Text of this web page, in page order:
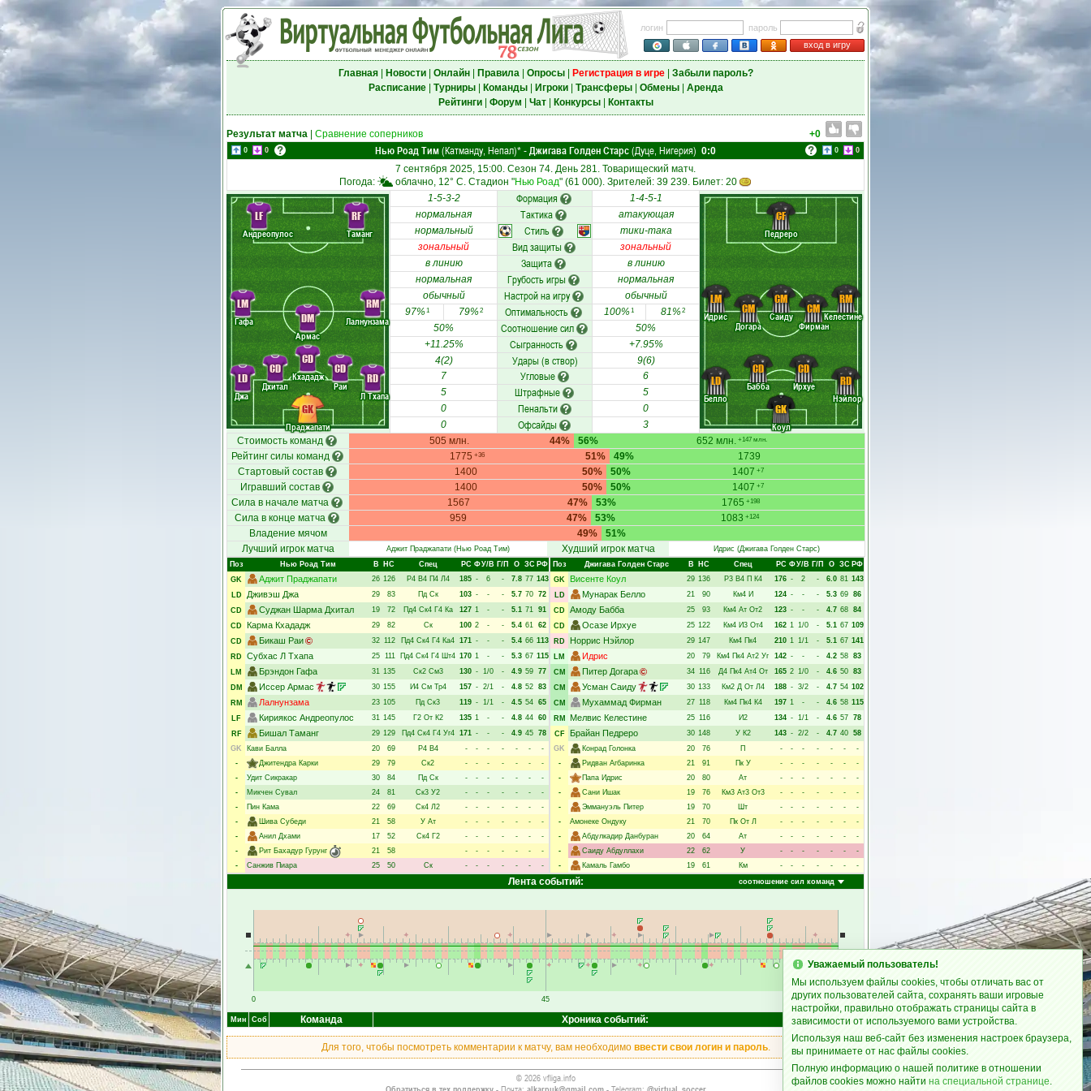
логин
пароль
вход в игру
Главная| Новости| Онлайн| Правила| Опросы| Регистрация в игре| Забыли пароль?
Расписание| Турниры| Команды| Игроки| Трансферы| Обмены| Аренда
Рейтинги| Форум Чат| Конкурсы| Контакты
Результат матча Сравнение соперников +0
0 0 Нью Роад Тим(Катманду, Непал)* - Джигава Голден Старс(Дуце, Нигерия) 0:0 0 0
7 сентября 2025, 15:00. Сезон 74. День 281. Товарищеский матч.
Погода:
облачно, 12° C. Стадион "Нью Роад" (61 000). Зрителей: 39 239. Билет: 20
Праджапати
Джа
Дхитал
Кхададж
Раи
Л Тхапа
Гафа
Армас
Лалнунзама
Андреопулос Таманг
GK
LD
CD
CD
CD
RD
LM
DM
RM
LF RF
1-5-3-2 Формация 1-4-5-1
Коул
Белло
Бабба
Ирхуе
Нэйлор
Идрис
Догара
Саиду
Фирман
Келестине
Педреро
GK
LD
CD
CD
RD
LM
CM
CM
CM
RM
CF
нормальная Тактика
атакующая
нормальный
Стиль
тики-така
зональный
Вид защиты
зональный
в линию
Защита
в линию
нормальная
Грубость игры
нормальная
обычный
Настрой на игру
обычный
97%1 79%2 Оптимальность 100%1 81%2
50% Соотношение сил
50%
+11.25%
Сыгранность
+7.95%
4(2)
Удары (в створ)
9(6)
7
Угловые
6
5
Штрафные
5
0
Пенальти
0
0
Офсайды
3
Стоимость команд
505 млн. 44% 652 млн. +147 млн.
56%
Рейтинг силы команд
1775 +36 51% 1739
49%
Стартовый состав
1400 50% 1407 +7
50%
Игравший состав
1400 50% 1407 +7
50%
Сила в начале матча
1567 47% 1765 +198
53%
Сила в конце матча
959 47% 1083 +124
53%
Владение мячом
49%
51%
Лучший игрок матча
Аджит Праджапати (Нью Роад Тим) Худший игрок матча Идрис (Джигава Голден Старс)
Поз
Нью Роад Тим В НC Спец РC ФУ/В Г/П О ЗС РФ
GK
Аджит Праджапати 26 126 Р4 В4 П4 Л4 185 - 6 - 7.8 77 143
LD
Дживэш Джа 29 83 Пд Ск 103 - - - 5.7 70 72
CD
Суджан Шарма Дхитал 19 72 Пд4 Ск4 Г4 Ка 127 1 - - 5.1 71 91
CD Карма Кхададж 29 82 Ск 100 2 - - 5.4 61 62
CD
Бикаш Раи 32 112 Пд4 Ск4 Г4 Ка4 171 - - - 5.4 66 113
RD Субхас Л Тхапа 25 111 Пд4 Ск4 Г4 Шт4 170 1 - - 5.3 67 115
LM
Брэндон Гафа 31 135 Ск2 См3 130 - 1/0 - 4.9 59 77
DM
Иссер Армас 30 155 И4 См Тр4 157 - 2/1 - 4.8 52 83
RM
Лалнунзама 23 105 Пд Ск3 119 - 1/1 - 4.5 54 65
LF
Кириякос Андреопулос 31 145 Г2 От К2 135 1 - - 4.8 44 60
RF
Бишал Таманг 29 129 Пд4 Ск4 Г4 Уг4 171 - - - 4.9 45 78
GK
Кави Балла 20 69 Р4 В4 - - - - - -
-
-
Джитендра Карки 29 79 Ск2 - - - - - -
-
-
Удит Сикракар 30 84 Пд Ск - - - - - -
-
-
Микчен Сувал 24 81 Ск3 У2 - - - - - -
-
-
Пин Кама 22 69 Ск4 Л2 - - - - - -
-
-
Шива Субеди 21 58 У Ат - - - - - -
-
-
Анил Дхами 17 52 Ск4 Г2 - - - - - -
-
-
Рит Бахадур Гурунг 21 58 - - - - - -
-
-
Санжив Пиара 25 50 Ск - - - - - - -
Поз Джигава Голден Старс В НC Спец РC ФУ/В Г/П О ЗС РФ
GK
Висенте Коул 29 136 Р3 В4 П К4 176 - 2 - 6.0 81 143
LD
Мунарак Белло 21 90 Км4 И 124 - - - 5.3 69 86
CD Амоду Бабба 25 93 Км4 Ат От2 123 - - - 4.7 68 84
CD
Осазе Ирхуе 25 122 Км4 И3 От4 162 1 1/0 - 5.1 67 109
RD
Норрис Нэйлор 29 147 Км4 Пк4 210 1 1/1 - 5.1 67 141
LM
Идрис 20 79 Км4 Пк4 Ат2 Уг 142 - - - 4.2 58 83
CM
Питер Догара 34 116 Д4 Пк4 Ат4 От 165 2 1/0 - 4.6 50 83
CM
Усман Саиду 30 133 Км2 Д От Л4 188 - 3/2 - 4.7 54 102
CM
Мухаммад Фирман 27 118 Км4 Пк4 К4 197 1 - - 4.6 58 115
RM
Мелвис Келестине 25 116 И2 134 - 1/1 - 4.6 57 78
CF
Брайан Педреро 30 148 У К2 143 - 2/2 - 4.7 40 58
GK
Конрад Голонка 20 76 П - - - - - -
-
-
Ридван Агбаринка 21 91 Пк У - - - - - -
-
-
Папа Идрис 20 80 Ат - - - - - -
-
-
Сани Ишак 19 76 Км3 Ат3 От3 - - - - - -
-
-
Эммануэль Питер 19 70 Шт - - - - - -
-
-
Амонеке Ондуку 21 70 Пк От Л - - - - - -
-
-
Абдулкадир Данбуран 20 64 Ат - - - - - -
-
-
Саиду Абдуллахи 22 62 У - - - - - -
-
-
Камаль Гамбо 19 61 Км - - - - - -
-
соотношение сил команд
Лента событий:
0 45 90
Мин Соб Команда Хроника событий: Счёт
Для того, чтобы посмотреть комментарии к матчу, вам необходимо ввести свои логин и пароль.
© 2026 vfliga.info
Уважаемый пользователь!
Мы используем файлы cookies, чтобы отличать вас от
других пользователей сайта, сохранять ваши игровые
настройки, правильно отображать страницы сайта в
зависимости от используемого вами устройства.
Используя наш веб-сайт без изменения настроек браузера,
вы принимаете от нас файлы cookies.
Полную информацию о нашей политике в отношении
файлов cookies можно найти на специальной странице.